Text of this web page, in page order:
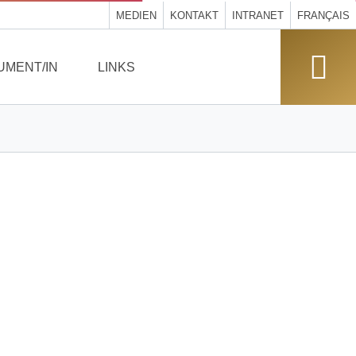
MEDIEN KONTAKT INTRANET FRANÇAIS
IN LINKS